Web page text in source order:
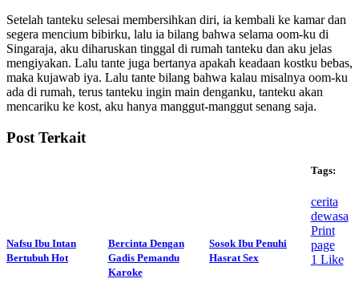
Setelah tanteku selesai membersihkan diri, ia kembali ke kamar dan
segera mencium bibirku, lalu ia bilang bahwa selama oom-ku di
Singaraja, aku diharuskan tinggal di rumah tanteku dan aku jelas
mengiyakan. Lalu tante juga bertanya apakah keadaan kostku bebas,
maka kujawab iya. Lalu tante bilang bahwa kalau misalnya oom-ku
ada di rumah, terus tanteku ingin main denganku, tanteku akan
mencariku ke kost, aku hanya manggut-manggut senang saja.
Post Terkait
Nafsu Ibu Intan
Bertubuh Hot
Bercinta Dengan
Gadis Pemandu
Karoke
Sosok Ibu Penuhi
Hasrat Sex
Tags:
cerita
dewasa
Print
page
1 Like